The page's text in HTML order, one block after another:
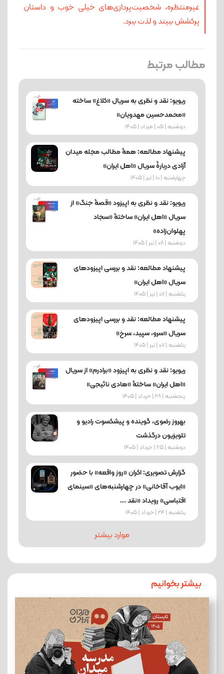
غیرمنتظره، شخصیت‌پردازی‌های خیلی خوب و داستان
پرکشش ببیند و لذت ببرد.
مطالب مرتبط
ریویو: نقد و نظری به سریال «کلاغ» ساخته
«محمدحسین مهدویان»
دوشنبه | 05 | مرداد | 1405
پیشنهاد مطالعه: همۀ مطالب مجله میدان
آزادی دربارۀ سریال «اهل ایران»
چهارشنبه | 10 | تیر | 1405
ریویو: نقد و نظری به اپیزود «قصۀ جنگ» از
سریال «اهل ایران» ساختۀ «سجاد
پهلوان‌زاده»
دوشنبه | 08 | تیر | 1405
پیشنهاد مطالعه: نقد و بررسی اپیزودهای
سریال «اهل ایران»
یکشنبه | 07 | تیر | 1405
پیشنهاد مطالعه: نقد و بررسی اپیزودهای
سریال «سرو، سپید، سرخ»
یکشنبه | 07 | تیر | 1405
ریویو: نقد و نظری به اپیزود «برادرم» از سریال
«اهل ایران» ساختۀ «هادی نائیجی»
پنجشنبه | 28 | خرداد | 1405
بهروز رضوی، گوینده و پیشکسوت رادیو و
تلویزیون درگذشت
دوشنبه | 25 | خرداد | 1405
گزارش تصویری: اکران «روز واقعه» با حضور
«ایوب آقاخانی» در چهارشنبه‌های «سینمای
اقتباسی» رویداد «نقد ...
یکشنبه | 24 | خرداد | 1405
موارد بیشتر
بیشتر بخوانیم